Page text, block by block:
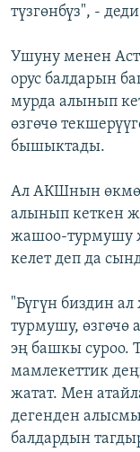
түзгөнбүз", -
Ушуну менен
орус балдарын
мурда алынып
өзгөчө
бышыктады.
Ал АКШнын
алынып кеткен
жашоо-турмушу
келет деп да
"Бүгүн биздин
турмушу,
эң башкы
мамлекеттик
жатат. Мен
дегенден
балдардын